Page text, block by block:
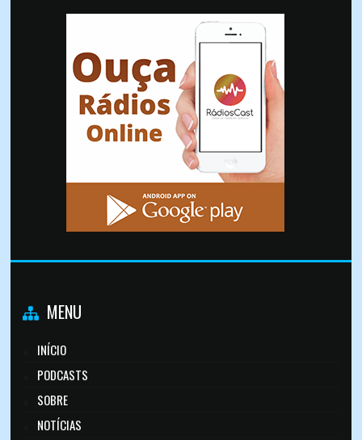
MENU
INÍCIO
PODCASTS
SOBRE
NOTÍCIAS